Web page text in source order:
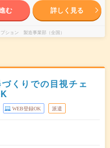
む 詳しく見る
ション 製造事業部（全国）
くりでの目視チェ
WEB登録OK 派遣